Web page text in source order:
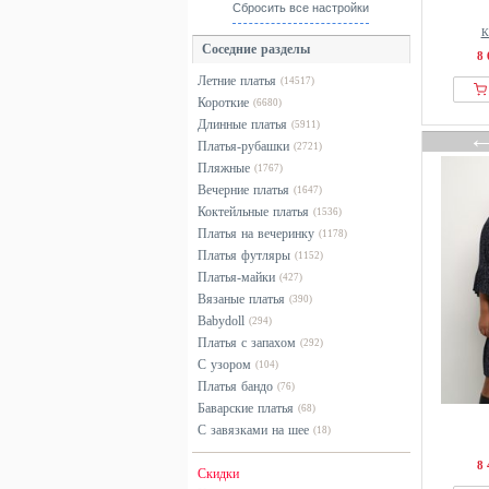
Attesa Maternity
B.Young
Barbour
Base Level
BAUM UND PFERDGARTEN
Beach Time
Bershka
Betty & Co
Betty Barclay
Bimba Y Lola
Bitte Kai Rand
Blue Seven
blue shadow
Bogner
BonA Parte
разноцветный
розовый
серый
синий
фиолетовый
хаки
черный
Сбросить все настройки
Соседние разделы
Летние платья (14517)
Короткие (6680)
Длинные платья (5911)
Платья-рубашки (2721)
Пляжные (1767)
Вечерние платья (1647)
Коктейльные платья (1536)
Платья на вечеринку (1178)
Платья футляры (1152)
Платья-майки (427)
Вязаные платья (390)
Babydoll (294)
Платья с запахом (292)
С узором (104)
Платья бандо (76)
Баварские платья (68)
С завязками на шее (18)
Скидки
8
8